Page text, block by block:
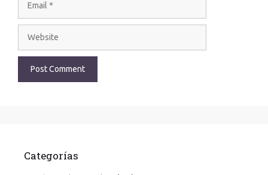
Categorías